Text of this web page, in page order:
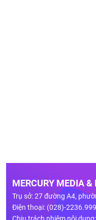
MERCURY MEDIA &
Trụ sở: 27 đường A4,
Điện thoại: (028)-